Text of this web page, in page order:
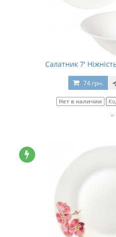
Салатник 7'
74 грн.
Нет в наличии
..